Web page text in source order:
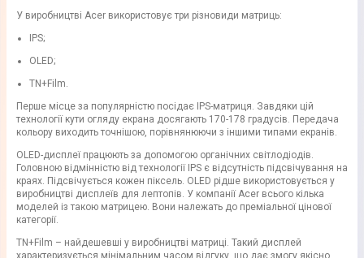
У виробництві Acer використовує три різновиди матриць:
IPS;
OLED;
TN+Film.
Перше місце за популярністю посідає IPS-матриця. Завдяки цій
технології кути огляду екрана досягають 170-178 градусів. Передача
кольору виходить точнішою, порівнянюючи з іншими типами екранів.
OLED-дисплеї працюють за допомогою органічних світлодіодів.
Головною відмінністю від технології IPS є відсутність підсвічування на
краях. Підсвічується кожен піксель. OLED рідше використовується у
виробництві дисплеїв для лептопів. У компанії Acer всього кілька
моделей із такою матрицею. Вони належать до преміальної цінової
категорії.
TN+Film – найдешевші у виробництві матриці. Такий дисплей
характеризується мінімальним часом відгуку, що дає змогу якісно